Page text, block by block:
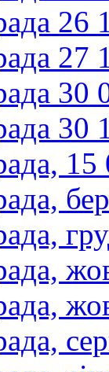
26
27
30
30